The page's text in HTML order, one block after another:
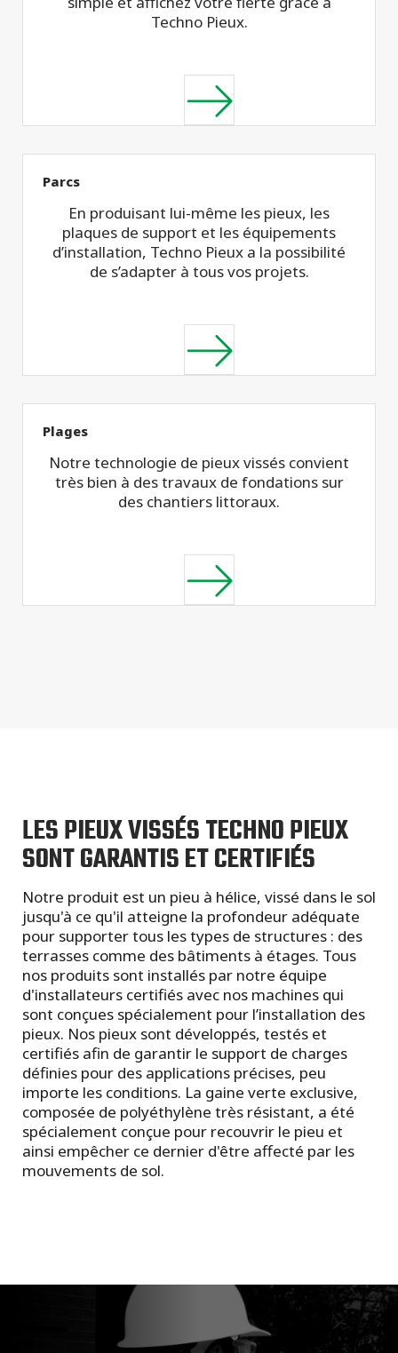
Techno Pieux.
Parcs
En produisant lui-même les pieux, les
plaques de support et les équipements
d’installation, Techno Pieux a la possibilité
de s’adapter à tous vos projets.
Plages
Notre technologie de pieux vissés convient
très bien à des travaux de fondations sur
des chantiers littoraux.
LES PIEUX VISSÉS TECHNO PIEUX
SONT GARANTIS ET CERTIFIÉS
Notre produit est un pieu à hélice, vissé dans le sol
jusqu'à ce qu'il atteigne la profondeur adéquate
pour supporter tous les types de structures : des
terrasses comme des bâtiments à étages. Tous
nos produits sont installés par notre équipe
d'installateurs certifiés avec nos machines qui
sont conçues spécialement pour l’installation des
pieux. Nos pieux sont développés, testés et
certifiés afin de garantir le support de charges
définies pour des applications précises, peu
importe les conditions. La gaine verte exclusive,
composée de polyéthylène très résistant, a été
spécialement conçue pour recouvrir le pieu et
ainsi empêcher ce dernier d'être affecté par les
mouvements de sol.